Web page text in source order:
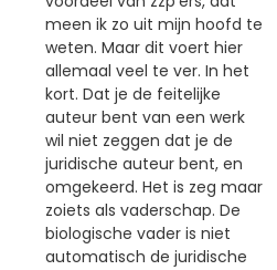
meen ik zo uit mijn hoofd te
weten. Maar dit voert hier
allemaal veel te ver. In het
kort. Dat je de feitelijke
auteur bent van een werk
wil niet zeggen dat je de
juridische auteur bent, en
omgekeerd. Het is zeg maar
zoiets als vaderschap. De
biologische vader is niet
automatisch de juridische